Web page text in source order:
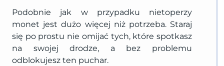
Podobnie jak w przypadku nietoperzy
monet jest dużo więcej niż potrzeba. Staraj
się po prostu nie omijać tych, które spotkasz
na swojej drodze, a bez problemu
odblokujesz ten puchar.